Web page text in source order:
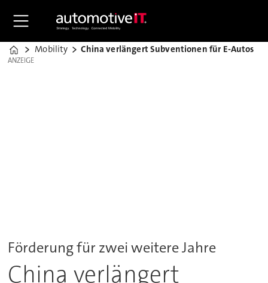
Home
Mobility China verlängert Subventionen für E-Autos
ANZEIGE
ANZEIGE
Förderung für zwei weitere Jahre
China verlängert